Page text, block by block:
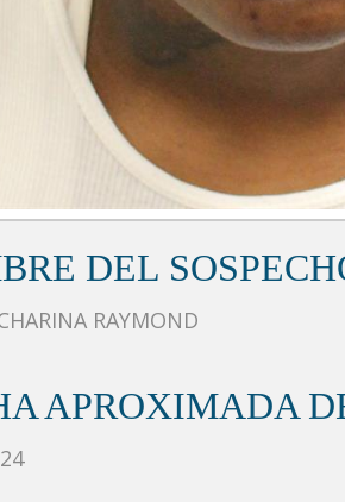
DEL
RAYMOND
APROXIMADA